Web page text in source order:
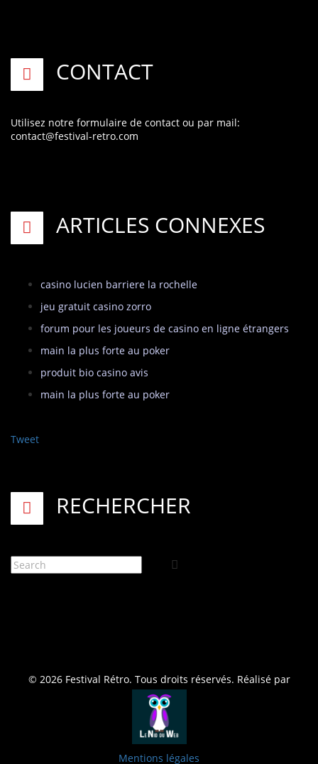
CONTACT
Utilisez notre formulaire de contact ou par mail:
contact@festival-retro.com
ARTICLES CONNEXES
casino lucien barriere la rochelle
jeu gratuit casino zorro
forum pour les joueurs de casino en ligne étrangers
main la plus forte au poker
produit bio casino avis
main la plus forte au poker
Tweet
RECHERCHER
© 2026 Festival Rétro. Tous droits réservés. Réalisé par
Mentions légales